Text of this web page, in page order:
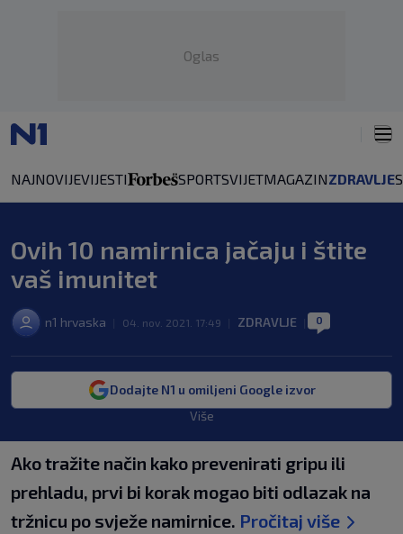
Oglas
NAJNOVIJEVIJESTI SPORTSVIJETMAGAZINZDRAVLJE
Ovih 10 namirnica jačaju i štite
vaš imunitet
n1 hrvaska 04. nov. 2021. 17:49 ZDRAVLJE 0
Dodajte N1 u omiljeni Google izvor
Više
Ako tražite način kako prevenirati gripu ili
prehladu, prvi bi korak mogao biti odlazak na
tržnicu po svježe namirnice. Pročitaj više